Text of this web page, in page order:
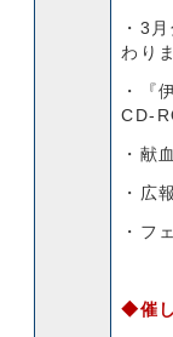
・3
わり
・『
CD-
・献
・広
・フ
◆催